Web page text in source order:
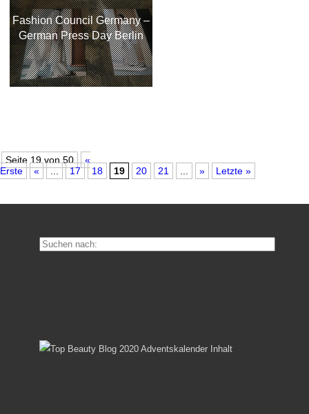
Fashion Council Germany –
German Press Day Berlin
Seite 19 von 50
«
Erste
« ... 17 18 19 20 21 » Letzte »